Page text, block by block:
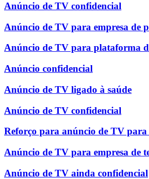
Anúncio de TV confidencial
Anúncio de TV para empresa de
Anúncio de TV para plataforma
Anúncio confidencial
Anúncio de TV ligado à saúde
Anúncio de TV confidencial
Reforço para anúncio de TV para
Anúncio de TV para empresa de
Anúncio de TV ainda confidencial